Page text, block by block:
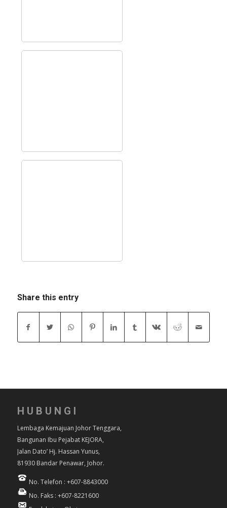
Share this entry
HUBUNGI
Lembaga Kemajuan Johor Tenggara,
Bangunan Ibu Pejabat KEJORA,
Jalan Dato’ Hj. Hassan Yunus,
81930 Bandar Penawar, Johor.
No. Telefon : +607-8843000
No. Faks : +607-8221600